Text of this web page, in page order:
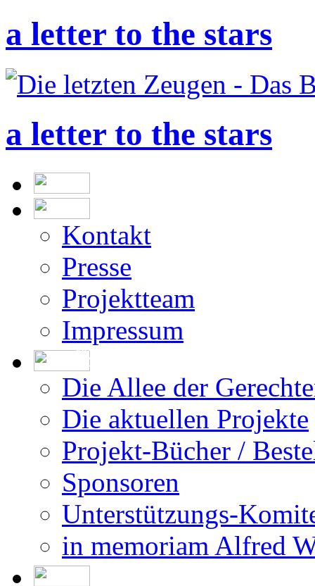
a letter to the stars
a letter to the stars
Kontakt
Presse
Projektteam
Impressum
Die Allee der
Die aktuellen Projekte
Projekt-Bücher /
Sponsoren
Unterstützungs-
in memoriam Alfred
Die Erstellung der Datenbank beruht auf
den vom DÖW - Dokumentationsarchiv des
Österreichischen Widerstandes - zur Ver-